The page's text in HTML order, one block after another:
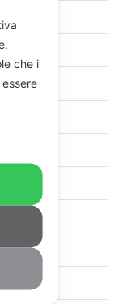
che i